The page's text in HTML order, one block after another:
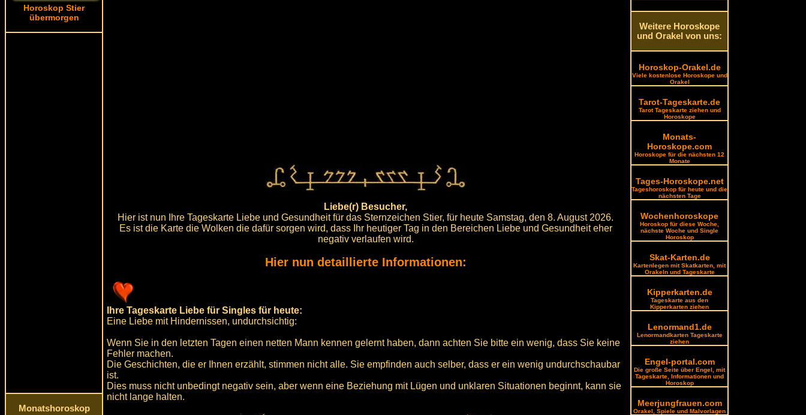
Horoskop Stier
übermorgen
Monatshoroskop
Liebe(r) Besucher,
Hier ist nun Ihre Tageskarte Liebe und Gesundheit für das Sternzeichen Stier, für heute Samstag, den 8. August 2026.
Es ist die Karte die Wolken die dafür sorgen wird, dass Ihr heutiger Tag in den Bereichen Liebe und Gesundheit eher
negativ verlaufen wird.
Hier nun detaillierte Informationen:
Ihre Tageskarte Liebe für Singles für heute:
Eine Liebe mit Hindernissen, undurchsichtig:
Wenn Sie in den letzten Tagen einen netten Mann kennen gelernt haben, dann achten Sie bitte ein wenig, dass Sie keine
Fehler machen.
Die Geschichten, die er Ihnen erzählt, stimmen nicht alle. Sie empfinden auch selber, dass er ein wenig undurchschaubar
ist.
Dies muss nicht unbedingt negativ sein, aber wenn eine Beziehung mit Lügen und unklaren Situationen beginnt, kann sie
nicht lange halten.
Weitere Horoskope
und Orakel von uns:
Horoskop-Orakel.de
Viele kostenlose Horoskope und
Orakel
Tarot-Tageskarte.de
Tarot Tageskarte ziehen und
Horoskope
Monats-
Horoskope.com
Horoskope für die nächsten 12
Monate
Tages-Horoskope.net
Tageshoroskop für heute und die
nächsten Tage
Wochenhoroskope
Horoskop für diese Woche,
nächste Woche und Single
Horoskop
Skat-Karten.de
Kartenlegen mit Skatkarten, mit
Orakeln und Tageskarte
Kipperkarten.de
Tageskarte aus den
Kipperkarten ziehen
Lenormand1.de
Lenormandkarten Tageskarte
ziehen
Engel-portal.com
Die große Seite über Engel, mit
Tageskarte, Informationen und
Horoskop
Meerjungfrauen.com
Orakel, Spiele und Malvorlagen